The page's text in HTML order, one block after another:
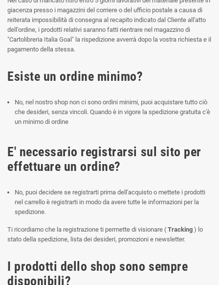
giacenza presso i magazzini del corriere o del ufficio postale a causa di
reiterata impossibilità di consegna al recapito indicato dal Cliente all'atto
dell'ordine, i prodotti relativi saranno fatti rientrare nel magazzino di
"Cartolibreria Italia Goal" la rispedizione avverrà dopo la vostra richiesta e il
pagamento della stessa.
Esiste un ordine minimo?
No, nel nostro shop non ci sono ordini minimi, puoi acquistare tutto ciò
che desideri, senza vincoli. Quando è in vigore la spedizione gratuita c'è
un minimo di ordine
E' necessario registrarsi sul sito per
effettuare un ordine?
No, puoi decidere se registrarti prima dell'acquisto o mettete i prodotti
nel carrello è registrarti in modo da avere tutte le informazioni per la
spedizione.
Ti ricordiamo che la registrazione ti permette di visionare ( Tracking ) lo
stato della spedizione, lista dei desideri, promozioni e newsletter.
I prodotti dello shop sono sempre
disponibili?